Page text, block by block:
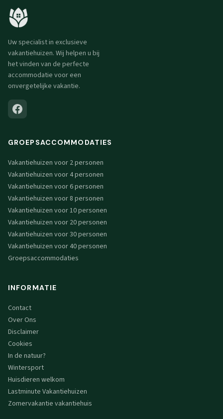
Uw specialist in exclusieve
vakantiehuizen. Wij helpen u bij
het vinden van de perfecte
accommodatie voor een
onvergetelijke vakantie.
GROEPSACCOMMODATIES
Vakantiehuizen voor 2 personen
Vakantiehuizen voor 4 personen
Vakantiehuizen voor 6 personen
Vakantiehuizen voor 8 personen
Vakantiehuizen voor 10 personen
Vakantiehuizen voor 20 personen
Vakantiehuizen voor 30 personen
Vakantiehuizen voor 40 personen
Groepsaccommodaties
INFORMATIE
Contact
Over Ons
Disclaimer
Cookies
In de natuur?
Wintersport
Huisdieren welkom
Lastminute Vakantiehuizen
Zomervakantie vakantiehuis